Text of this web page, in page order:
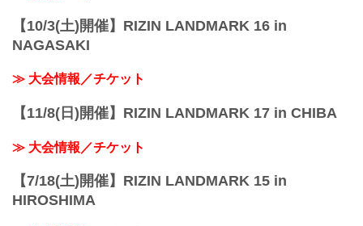
【10/3(土)開催】RIZIN LANDMARK 16 in
NAGASAKI
≫ 大会情報／チケット
【11/8(日)開催】RIZIN LANDMARK 17 in CHIBA
≫ 大会情報／チケット
【7/18(土)開催】RIZIN LANDMARK 15 in
HIROSHIMA